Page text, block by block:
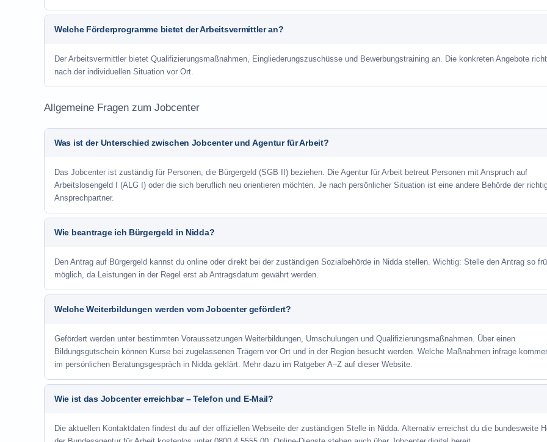
Welche Förderprogramme bietet der Arbeitsvermittler an?
Der Arbeitsvermittler bietet Qualifizierungsmaßnahmen, Eingliederungszuschüsse und Bewerbungstraining an. Die konkreten Angebote
nach der individuellen Situation vor Ort.
Allgemeine Fragen zum Jobcenter
Was ist der Unterschied zwischen Jobcenter und Agentur für Arbeit?
Das Jobcenter ist zuständig für Personen, die Bürgergeld (SGB II) beziehen. Die Agentur für Arbeit betreut Personen mit Anspruch auf
Arbeitslosengeld I (ALG I) oder die sich beruflich neu orientieren möchten. Je nach persönlicher Situation ist eine andere Behörde der
Ansprechpartner.
Wie beantrage ich Bürgergeld in Nidda?
Den Antrag auf Bürgergeld kannst du online oder direkt bei der zuständigen Sozialbehörde in Nidda stellen. Wichtig: Stelle den Antrag so
möglich, da Leistungen in der Regel erst ab Antragsdatum gewährt werden.
Welche Weiterbildungen werden vom Jobcenter gefördert?
Gefördert werden unter bestimmten Voraussetzungen Weiterbildungen, Umschulungen und Qualifizierungsmaßnahmen. Über einen
Bildungsgutschein können Kurse bei zugelassenen Trägern vor Ort und in der Region besucht werden. Welche Maßnahmen infrage
im persönlichen Beratungsgespräch in Nidda geklärt. Mehr dazu im Ratgeber A–Z auf dieser Website.
Wie ist das Jobcenter erreichbar – Telefon und E-Mail?
Die aktuellen Kontaktdaten findest du auf der offiziellen Webseite der zuständigen Stelle in Nidda. Alternativ erreichst du die bundesweite